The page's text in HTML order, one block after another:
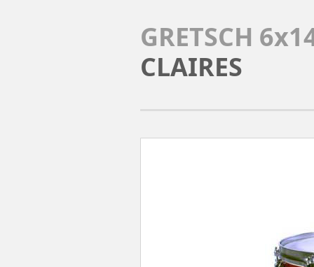
GRETSCH
CLAIRES